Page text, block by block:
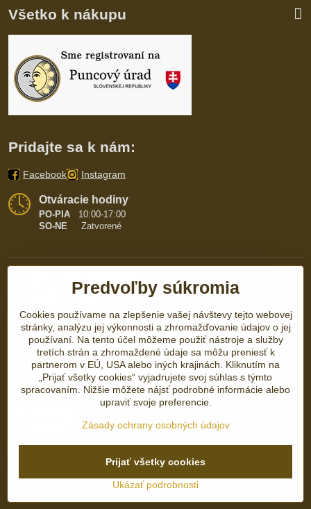
Všetko k nákupu
Pridajte sa k nám:
Facebook Instagram
Otváracie hodiny
PO-PIA
10:00-17:00
SO-NE Zatvorené
©2026Copyright
Predvoľby súkromiaZásady ochrany osobných údajov
Vytvorené pomocou:BiznisWeb.sk
Predvoľby súkromia
Cookies používame na zlepšenie vašej návštevy tejto webovej
stránky, analýzu jej výkonnosti a zhromažďovanie údajov o jej
používaní. Na tento účel môžeme použiť nástroje a služby
tretích strán a zhromaždené údaje sa môžu preniesť k
partnerom v EÚ, USA alebo iných krajinách. Kliknutím na
„Prijať všetky cookies“ vyjadrujete svoj súhlas s týmto
spracovaním. Nižšie môžete nájsť podrobné informácie alebo
upraviť svoje preferencie.
Zásady ochrany osobných údajov
Ukázať podrobnosti
Prijať všetky cookies